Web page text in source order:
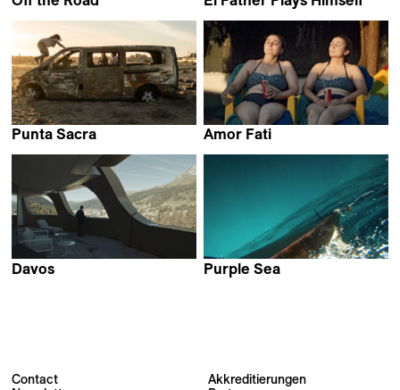
Punta Sacra
Amor Fati
Davos
Purple Sea
Contact
Akkreditierungen